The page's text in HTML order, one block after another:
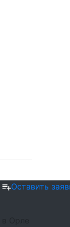
Оставить